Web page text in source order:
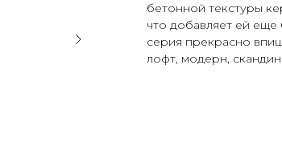
бетонной текстуры
что добавляет ей еще
серия прекрасно
лофт, модерн,